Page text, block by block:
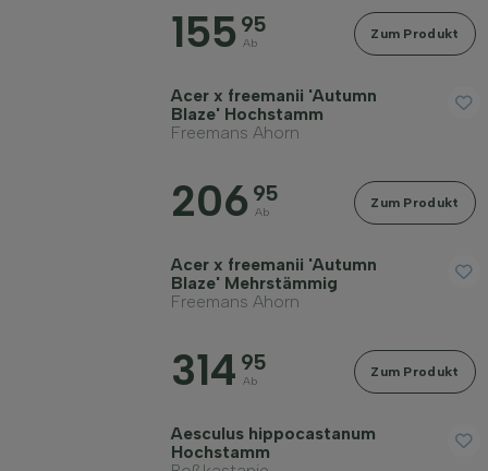
Erwachsene Höhe in Metern
155 95
Ab
Zum Produkt
Acer x freemanii 'Autumn
Blaze' Hochstamm
Freemans Ahorn
206 95
Ab
Zum Produkt
Acer x freemanii 'Autumn
Blaze' Mehrstämmig
Freemans Ahorn
314 95
Ab
Zum Produkt
Aesculus hippocastanum
Hochstamm